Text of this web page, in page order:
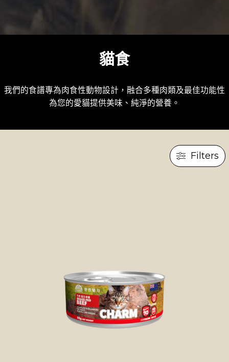
貓食
我們的食譜專為肉食性動物設計，融合多種肉類及最佳功能性
為您的愛貓提供美味、純淨的營養。
Filters